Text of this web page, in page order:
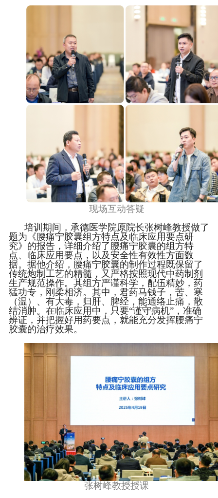
现场互动答疑
培训期间，承德医学院原院长张树峰教授做了
题为《腰痛宁胶囊组方特点及临床应用要点研
究》的报告，详细介绍了腰痛宁胶囊的组方特
点、临床应用要点，以及安全性有效性方面数
据。据他介绍，腰痛宁胶囊的制作过程既保留了
传统炮制工艺的精髓，又严格按照现代中药制剂
生产规范操作。其组方严谨科学，配伍精妙，药
猛功专，刚柔相济。其中，君药马钱子，苦、寒
（温）、有大毒，归肝、脾经，能通络止痛，散
结消肿。在临床应用中，只要“谨守病机”，准确
辨证，并把握好用药要点，就能充分发挥腰痛宁
胶囊的治疗效果。
张树峰教授授课